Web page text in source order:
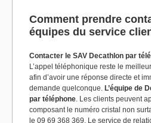
Comment prendre
équipes du service
Contacter le SAV Decathlon par
L’appel téléphonique reste le
afin d’avoir une réponse directe et
demande quelconque. L’équipe de
par téléphone. Les clients peuvent
composant le numéro cristal non
le 09 69 368 369. Le service de